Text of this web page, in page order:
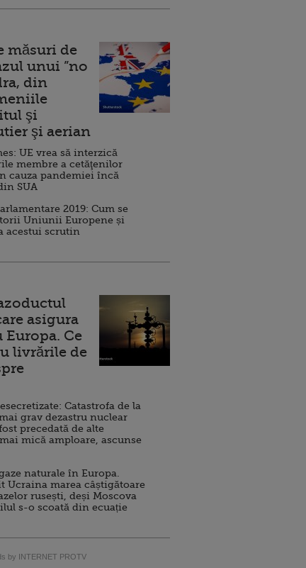
măsuri de
unui ”no
din
şi
şi aerian
UE vrea să interzică
membre a cetăţenilor
cauza pandemiei încă
SUA
2019: Cum se
Uniunii Europene și
acestui scrutin
asigura
Europa. Ce
livrările de
Catastrofa de la
grav dezastru nuclear
precedată de alte
mică amploare, ascunse
naturale în Europa.
Ucraina marea câștigătoare
rusești, deși Moscova
s-o scoată din ecuație
by INTERNET PROTV